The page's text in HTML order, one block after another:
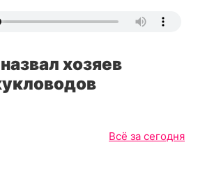
хозяев
Всё за сегодня